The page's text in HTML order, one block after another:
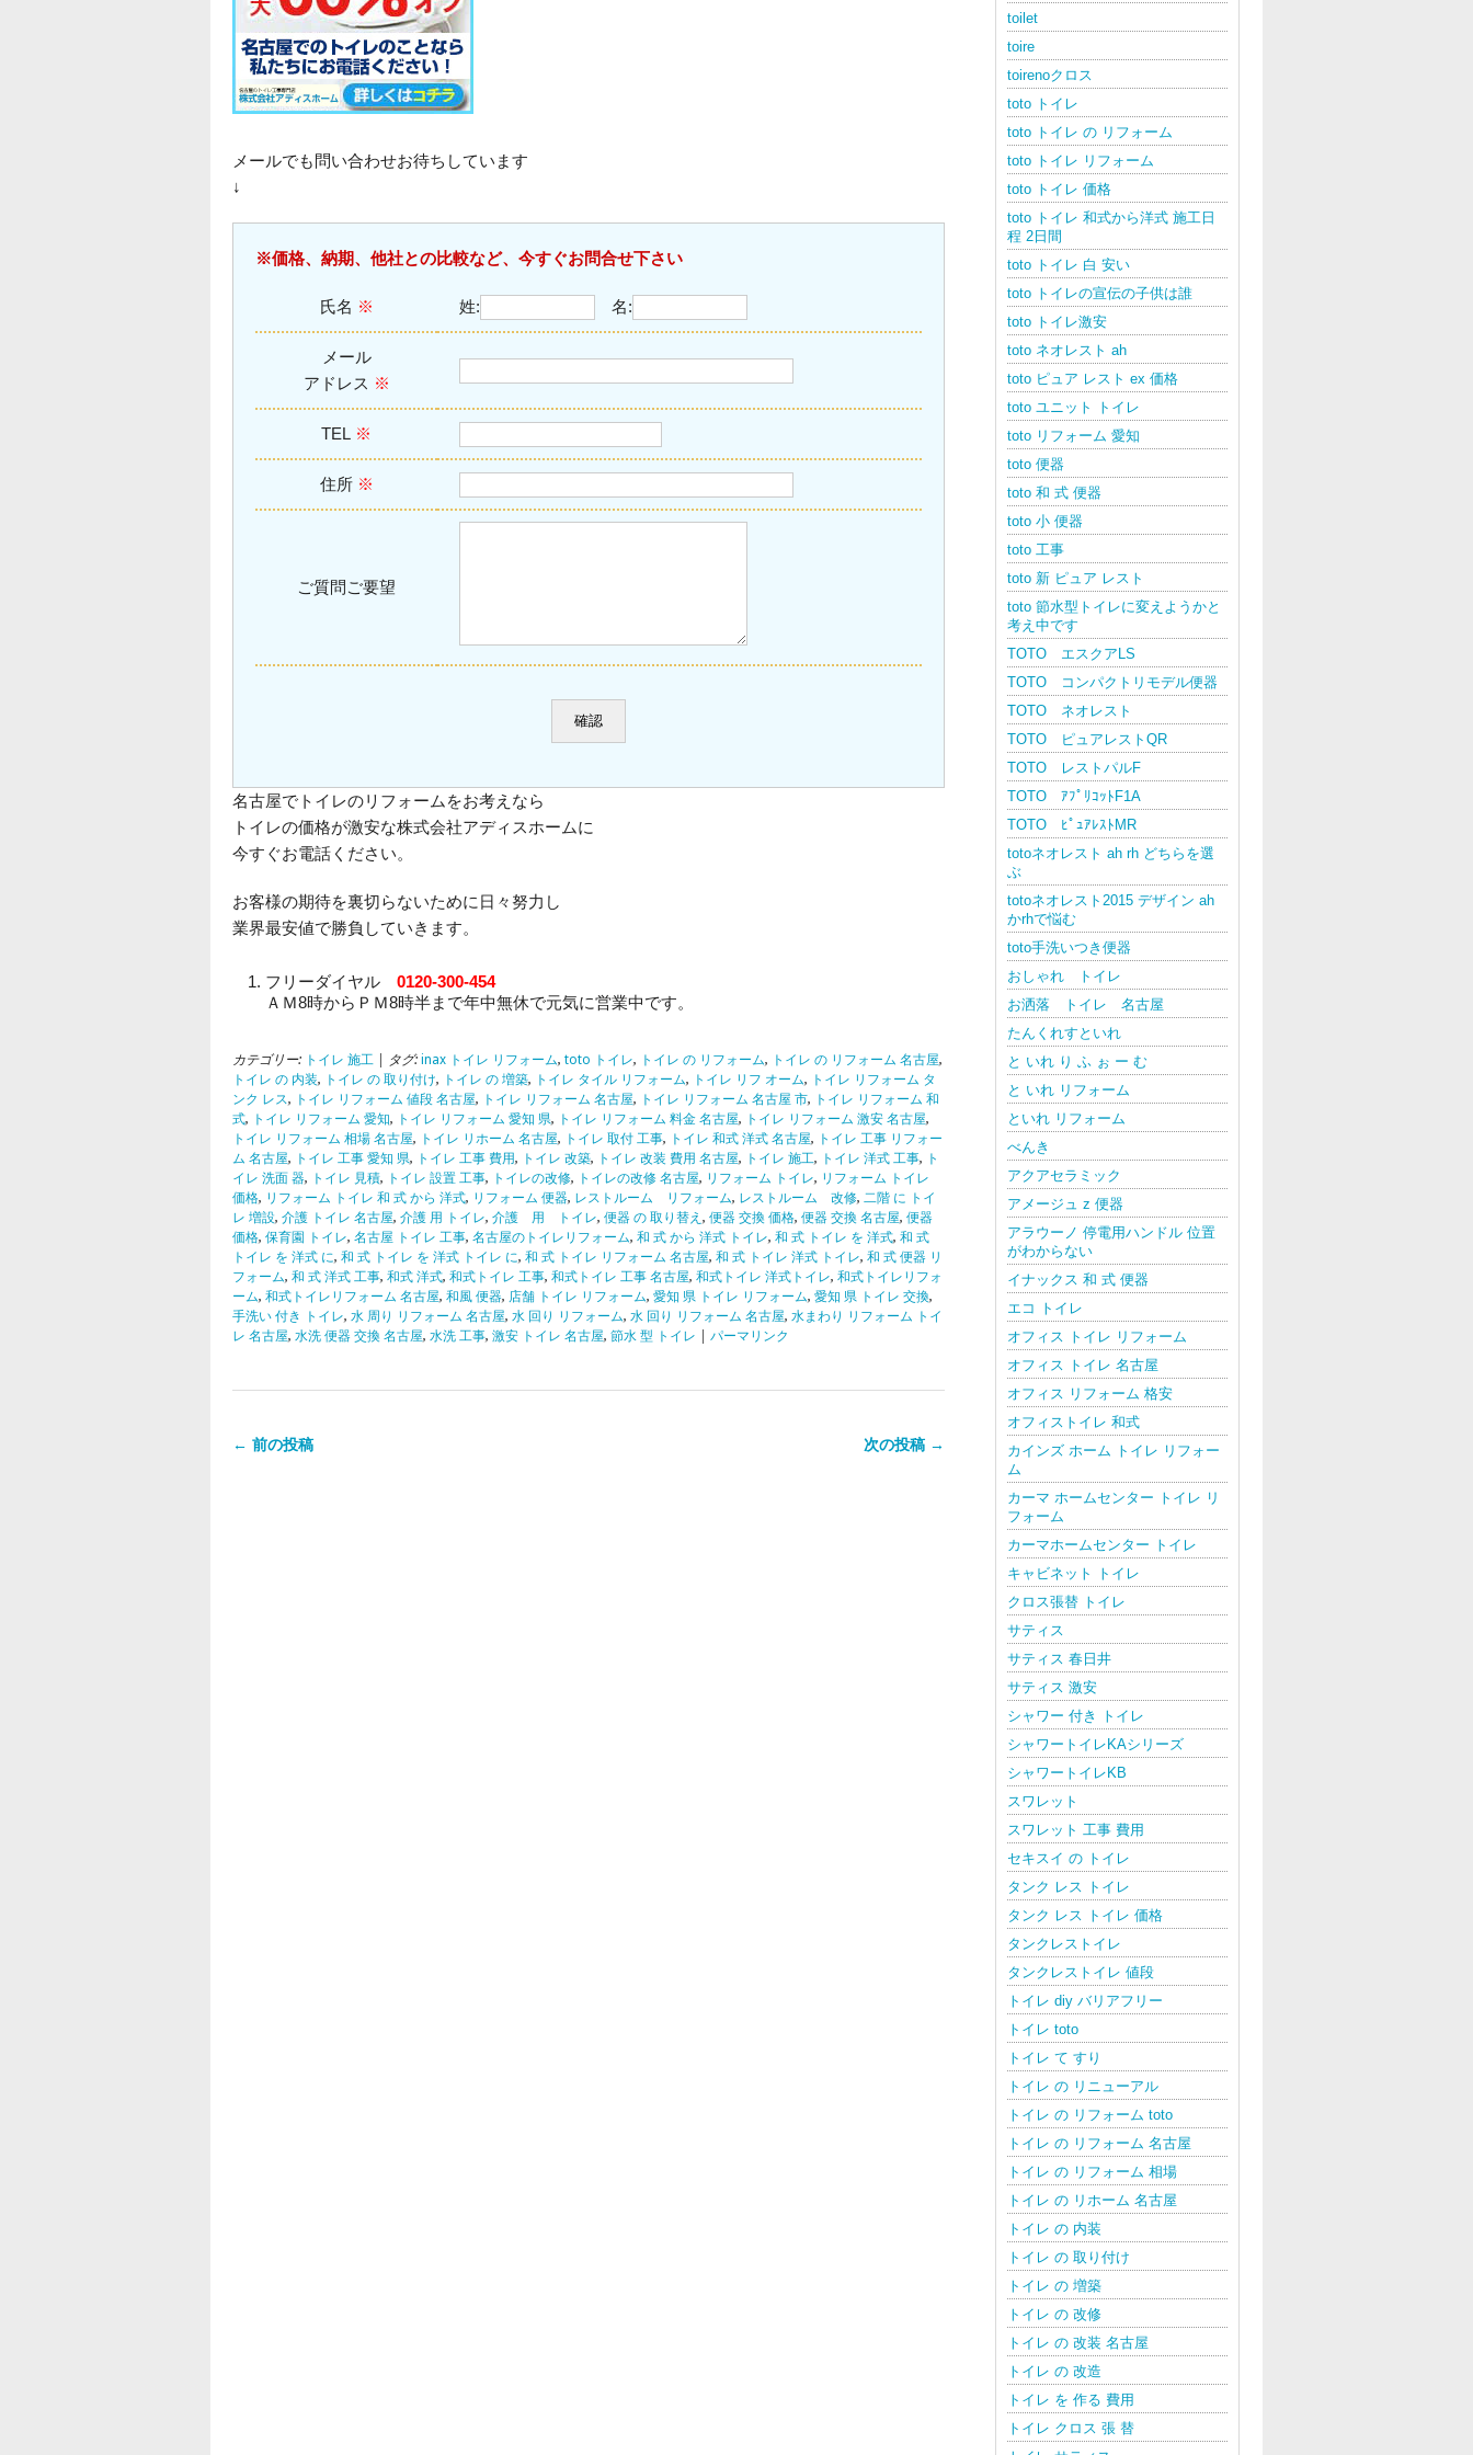
メールでも問い合わせお待ちしています
↓
※価格、納期、他社との比較など、今すぐお問合せ下さい
氏名 ※ 姓: 名:
メール
アドレス ※
TEL ※
住所 ※
ご質問ご要望
名古屋でトイレのリフォームをお考えなら
トイレの価格が激安な株式会社アディスホームに
今すぐお電話ください。
お客様の期待を裏切らないために日々努力し
業界最安値で勝負していきます。
フリーダイヤル 0120-300-454
ＡＭ8時からＰＭ8時半まで年中無休で元気に営業中です。
カテゴリー: トイレ 施工 | タグ: inax トイレ リフォーム, toto トイレ, トイレ の リフォーム, トイレ の リフォーム 名古屋,
トイレ の 内装, トイレ の 取り付け, トイレ の 増築, トイレ タイル リフォーム, トイレ リフ オーム, トイレ リフォーム タ
ンク レス, トイレ リフォーム 値段 名古屋, トイレ リフォーム 名古屋, トイレ リフォーム 名古屋 市, トイレ リフォーム 和
式, トイレ リフォーム 愛知, トイレ リフォーム 愛知 県, トイレ リフォーム 料金 名古屋, トイレ リフォーム 激安 名古屋,
トイレ リフォーム 相場 名古屋, トイレ リホーム 名古屋, トイレ 取付 工事, トイレ 和式 洋式 名古屋, トイレ 工事 リフォー
ム 名古屋, トイレ 工事 愛知 県, トイレ 工事 費用, トイレ 改築, トイレ 改装 費用 名古屋, トイレ 施工, トイレ 洋式 工事, ト
イレ 洗面 器, トイレ 見積, トイレ 設置 工事, トイレの改修, トイレの改修 名古屋, リフォーム トイレ, リフォーム トイレ
価格, リフォーム トイレ 和 式 から 洋式, リフォーム 便器, レストルーム リフォーム, レストルーム 改修, 二階 に トイ
レ 増設, 介護 トイレ 名古屋, 介護 用 トイレ, 介護 用 トイレ, 便器 の 取り替え , 便器 交換 価格, 便器 交換 名古屋, 便器
価格, 保育園 トイレ, 名古屋 トイレ 工事, 名古屋のトイレリフォーム, 和 式 から 洋式 トイレ, 和 式 トイレ を 洋式, 和 式
トイレ を 洋式 に, 和 式 トイレ を 洋式 トイレ に, 和 式 トイレ リフォーム 名古屋, 和 式 トイレ 洋式 トイレ, 和 式 便器 リ
フォーム, 和 式 洋式 工事, 和式 洋式, 和式トイレ 工事, 和式トイレ 工事 名古屋, 和式トイレ 洋式トイレ, 和式トイレリフォ
ーム, 和式トイレリフォーム 名古屋, 和風 便器, 店舗 トイレ リフォーム, 愛知 県 トイレ リフォーム, 愛知 県 トイレ 交換,
手洗い 付き トイレ, 水 周り リフォーム 名古屋, 水 回り リフォーム, 水 回り リフォーム 名古屋, 水まわり リフォーム トイ
レ 名古屋, 水洗 便器 交換 名古屋, 水洗 工事, 激安 トイレ 名古屋, 節水 型 トイレ パーマリンク
← 前の投稿 次の投稿 →
toilet
toire
toirenoクロス
toto トイレ
toto トイレ の リフォーム
toto トイレ リフォーム
toto トイレ 価格
toto トイレ 和式から洋式 施工日
程 2日間
toto トイレ 白 安い
toto トイレの宣伝の子供は誰
toto トイレ激安
toto ネオレスト ah
toto ピュア レスト ex 価格
toto ユニット トイレ
toto リフォーム 愛知
toto 便器
toto 和 式 便器
toto 小 便器
toto 工事
toto 新 ピュア レスト
toto 節水型トイレに変えようかと
考え中です
TOTO エスクアLS
TOTO コンパクトリモデル便器
TOTO ネオレスト
TOTO ピュアレストQR
TOTO レストパルF
TOTO ｱﾌﾟﾘｺｯﾄF1A
TOTO ﾋﾟｭｱﾚｽﾄMR
totoネオレスト ah rh どちらを選
ぶ
totoネオレスト2015 デザイン ah
かrhで悩む
toto手洗いつき便器
おしゃれ トイレ
お洒落 トイレ 名古屋
たんくれすといれ
と いれ り ふ ぉ ー む
と いれ リフォーム
といれ リフォーム
べんき
アクアセラミック
アメージュ z 便器
アラウーノ 停電用ハンドル 位置
がわからない
イナックス 和 式 便器
エコ トイレ
オフィス トイレ リフォーム
オフィス トイレ 名古屋
オフィス リフォーム 格安
オフィストイレ 和式
カインズ ホーム トイレ リフォー
ム
カーマ ホームセンター トイレ リ
フォーム
カーマホームセンター トイレ
キャビネット トイレ
クロス張替 トイレ
サティス
サティス 春日井
サティス 激安
シャワー 付き トイレ
シャワートイレKAシリーズ
シャワートイレKB
スワレット
スワレット 工事 費用
セキスイ の トイレ
タンク レス トイレ
タンク レス トイレ 価格
タンクレストイレ
タンクレストイレ 値段
トイレ diy バリアフリー
トイレ toto
トイレ て すり
トイレ の リニューアル
トイレ の リフォーム toto
トイレ の リフォーム 名古屋
トイレ の リフォーム 相場
トイレ の リホーム 名古屋
トイレ の 内装
トイレ の 取り付け
トイレ の 増築
トイレ の 改修
トイレ の 改装 名古屋
トイレ の 改造
トイレ を 作る 費用
トイレ クロス 張 替